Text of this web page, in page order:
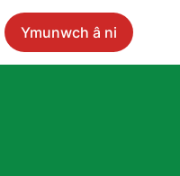
Ymunwch â ni